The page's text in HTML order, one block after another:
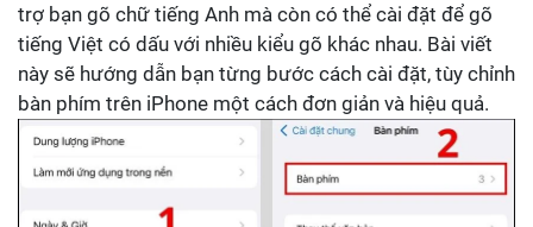
trợ bạn gõ chữ tiếng Anh mà còn có thể cài đặt để gõ
tiếng Việt có dấu với nhiều kiểu gõ khác nhau. Bài viết
này sẽ hướng dẫn bạn từng bước cách cài đặt, tùy chỉnh
bàn phím trên iPhone một cách đơn giản và hiệu quả.